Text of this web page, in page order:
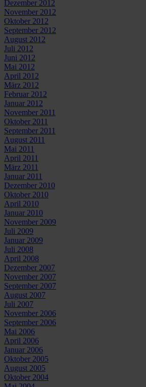
Dezember 2012
November 2012
Oktober 2012
September 2012
August 2012
Juli 2012
Juni 2012
Mai 2012
April 2012
März 2012
Februar 2012
Januar 2012
November 2011
Oktober 2011
September 2011
August 2011
Mai 2011
April 2011
März 2011
Januar 2011
Dezember 2010
Oktober 2010
April 2010
Januar 2010
November 2009
Juli 2009
Januar 2009
Juli 2008
April 2008
Dezember 2007
November 2007
September 2007
August 2007
Juli 2007
November 2006
September 2006
Mai 2006
April 2006
Januar 2006
Oktober 2005
August 2005
Oktober 2004